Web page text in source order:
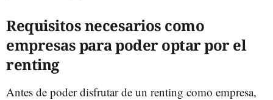
Requisitos necesarios como
empresas para poder optar por el
renting
Antes de poder disfrutar de un renting como empresa,